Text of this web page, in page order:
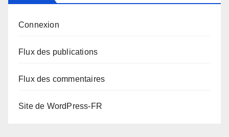
Connexion
Flux des publications
Flux des commentaires
Site de WordPress-FR